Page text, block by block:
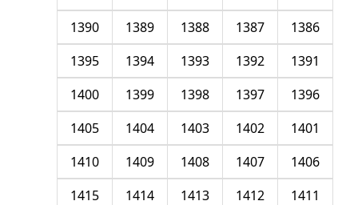
1386
1387
1388
1389
1390
1391
1392
1393
1394
1395
1396
1397
1398
1399
1400
1401
1402
1403
1404
1405
1406
1407
1408
1409
1410
1411
1412
1413
1414
1415